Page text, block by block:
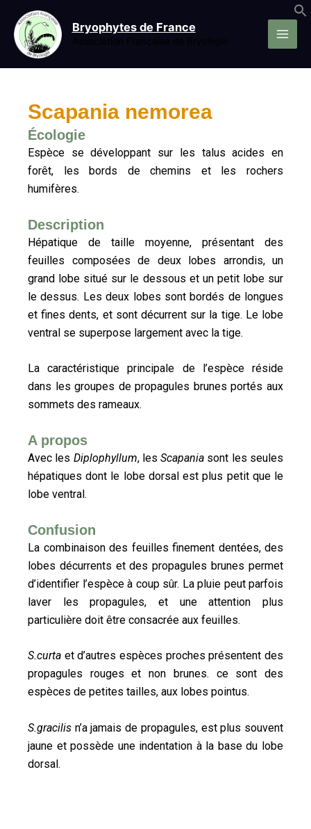
contenu
Bryophytes de France
Scapania nemorea
Écologie
Espèce se développant sur les talus acides en
forêt, les bords de chemins et les rochers
humifères.
Description
Hépatique de taille moyenne, présentant des
feuilles composées de deux lobes arrondis, un
grand lobe situé sur le dessous et un petit lobe sur
le dessus. Les deux lobes sont bordés de longues
et fines dents, et sont décurrent sur la tige. Le lobe
ventral se superpose largement avec la tige.
La caractéristique principale de l’espèce réside
dans les groupes de propagules brunes portés aux
sommets des rameaux.
A propos
Avec les Diplophyllum, lesScapania sont les seules
hépatiques dont le lobe dorsal est plus petit que le
lobe ventral.
Confusion
La combinaison des feuilles finement dentées, des
lobes décurrents et des propagules brunes permet
d’identifier l’espèce à coup sûr. La pluie peut parfois
laver les propagules, et une attention plus
particulière doit être consacrée aux feuilles.
S.curta et d’autres espèces proches présentent des
propagules rouges et non brunes. ce sont des
espèces de petites tailles, aux lobes pointus.
S.gracilis n’a jamais de propagules, est plus souvent
jaune et possède une indentation à la base du lobe
dorsal.